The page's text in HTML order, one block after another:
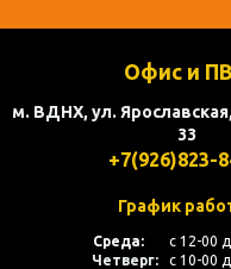
Офис и
м. ВДНХ, ул.
33
+7(926)823-
График
Среда: с 12-00
Четверг:с 10-00